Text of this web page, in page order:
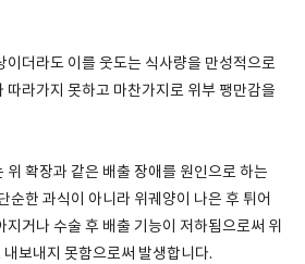
이더라도 이를 웃도는 식사량을 만성적으로
따라가지 못하고 마찬가지로 위부 팽만감을
위 확장과 같은 배출 장애를 원인으로 하는
순한 과식이 아니라 위궤양이 나은 후 튀어
지거나 수술 후 배출 기능이 저하됨으로써 위
보내지 못함으로써 발생합니다.